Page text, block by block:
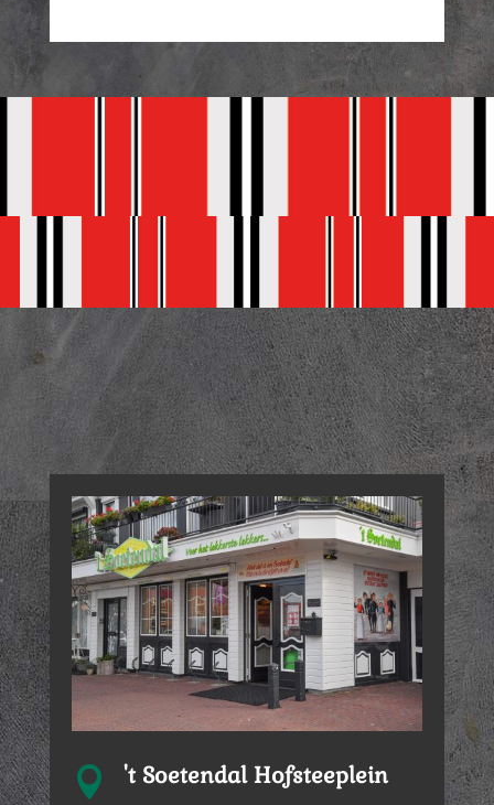
 't Soetendal Hofsteeplein